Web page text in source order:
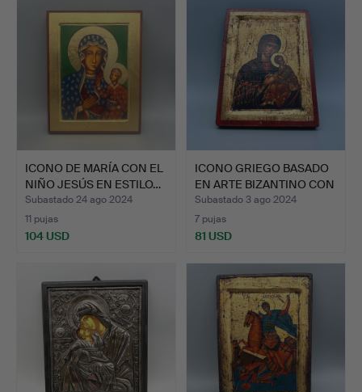
ICONO DE MARÍA CON EL
NIÑO JESÚS EN ESTILO…
Subastado 24 ago 2024
11 pujas
104 USD
ICONO GRIEGO BASADO
EN ARTE BIZANTINO CON
…
Subastado 3 ago 2024
7 pujas
81 USD